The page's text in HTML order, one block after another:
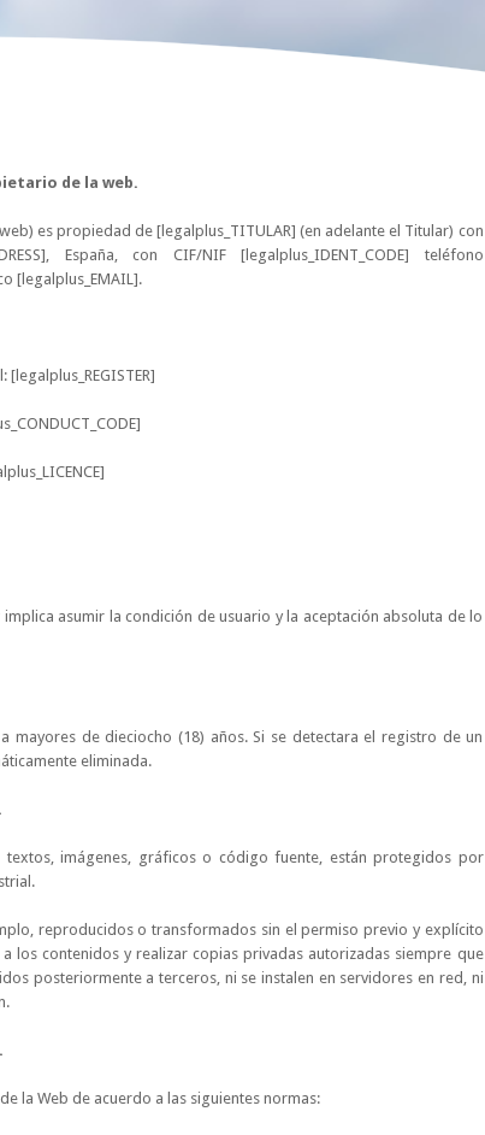
de la web.
es propiedad de [legalplus_TITULAR] (en adelante el Titular) con
España, con CIF/NIF [legalplus_IDENT_CODE] teléfono
[legalplus_EMAIL].
asumir la condición de usuario y la aceptación absoluta de lo
mayores de dieciocho (18) años. Si se detectara el registro de un
eliminada.
imágenes, gráficos o código fuente, están protegidos por
reproducidos o transformados sin el permiso previo y explícito
los contenidos y realizar copias privadas autorizadas siempre que
posteriormente a terceros, ni se instalen en servidores en red, ni
la Web de acuerdo a las siguientes normas: